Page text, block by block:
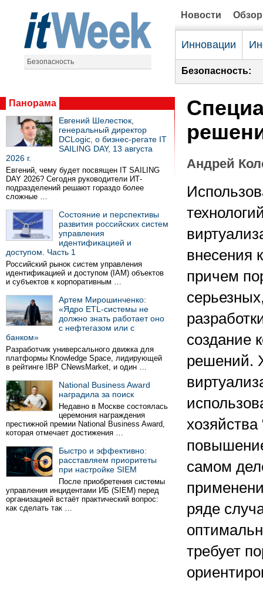
Безопасность
Новости
Инновации
Безопасность:
Панорама
Евгений Шелестюк,
генеральный директор
DCLogic, о бизнес-регате IT
SAILING DAY, 13 августа
2026 г.
Евгений, чему будет посвящен IT SAILING
DAY 2026? Сегодня руководители ИТ-
подразделений решают гораздо более
сложные …
Состояние и перспективы
развития российских систем
управления
идентификацией и
доступом. Часть 1
Российский рынок систем управления
идентификацией и доступом (IAM) объектов
и субъектов к корпоративным …
Артем Мирошинченко:
«Ядро ETL-системы не
должно знать работает оно
с нефтегазом или с
банком»
Разработчик универсального движка для
платформы Knowledge Space, лидирующей
в рейтинге IBP CNewsMarket, и один …
National Business Award
наградила за поиск
Недавно в Москве состоялась
церемония награждения
престижной премии National Business Award,
которая отмечает достижения …
Быстро и эффективно:
расставляем приоритеты
при настройке SIEM
После приобретения системы
управления инцидентами ИБ (SIEM) перед
организацией встаёт практический вопрос:
как сделать так …
Андрей
внесения
причем
создание
решений.
хозяйства
самом
ряде
требует